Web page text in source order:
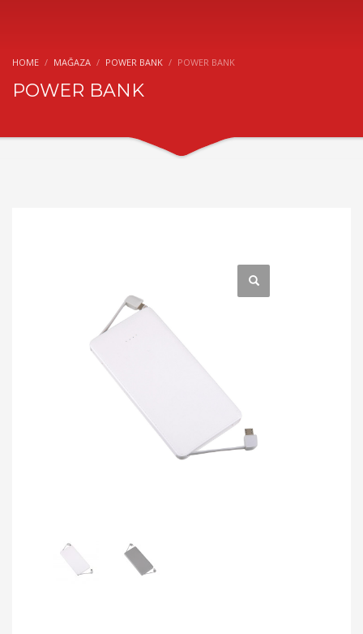
HOME MAĞAZA POWER BANK POWER BANK
POWER BANK